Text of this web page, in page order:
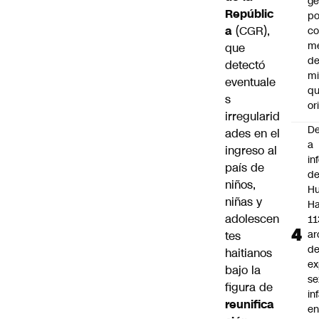
Repúblic
a (CGR),
que
detectó
eventuale
s
irregularid
ades en el
ingreso al
país de
niños,
niñas y
adolescen
tes
haitianos
bajo la
figura de
reunifica
a
de
de
en